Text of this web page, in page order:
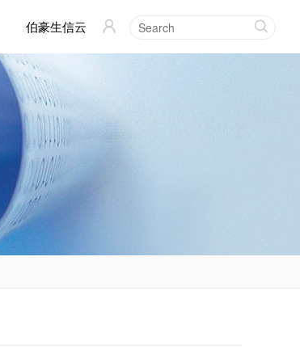
伯豪生信云  